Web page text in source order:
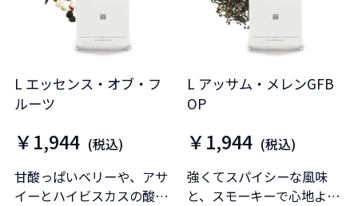
L エッセンス・オブ・フ
ルーツ
￥1,944 (税込)
甘酸っぱいベリーや、アサ
イーとハイビスカスの酸味
L アッサム・メレンGFB
OP
￥1,944 (税込)
強くてスパイシーな風味
と、スモーキーで心地よい